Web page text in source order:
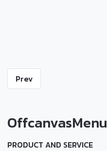
Prev
OffcanvasMenu
PRODUCT AND SERVICE